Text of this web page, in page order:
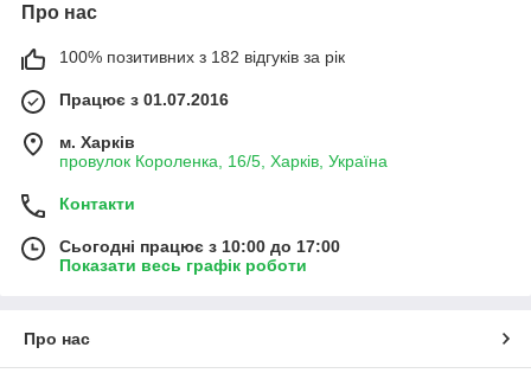
Про нас
100% позитивних з 182 відгуків за рік
Працює з 01.07.2016
м. Харків
провулок Короленка, 16/5, Харків, Україна
Контакти
Сьогодні працює з 10:00 до 17:00
Показати весь графік роботи
Про нас